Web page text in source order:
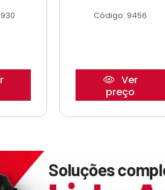
Código: 9456
Ver
preço